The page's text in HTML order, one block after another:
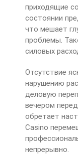
приходящие
состоянии
что мешает
проблемы.
силовых
Отсутствие
нарушению
деловую
вечером
обретает
Casino
непрерывно.